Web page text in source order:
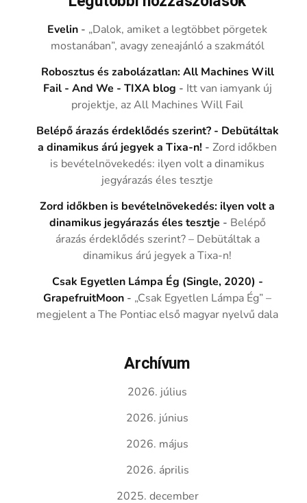
Evelin - „Dalok, amiket a legtöbbet pörgetek
mostanában”, avagy zeneajánló a szakmától
Robosztus és zabolázatlan: All Machines Will
Fail - And We - TIXA blog - Itt van iamyank új
projektje, az All Machines Will Fail
Belépő árazás érdeklődés szerint? - Debütáltak
a dinamikus árú jegyek a Tixa-n! -Zord időkben
is bevételnövekedés: ilyen volt a dinamikus
jegyárazás éles tesztje
Zord időkben is bevételnövekedés: ilyen volt a
dinamikus jegyárazás éles tesztje - Belépő
árazás érdeklődés szerint? – Debütáltak a
dinamikus árú jegyek a Tixa-n!
Csak Egyetlen Lámpa Ég (Single, 2020) -
GrapefruitMoon - „Csak Egyetlen Lámpa Ég” –
megjelent a The Pontiac első magyar nyelvű dala
Archívum
2026. július
2026. június
2026. május
2026. április
2025. december